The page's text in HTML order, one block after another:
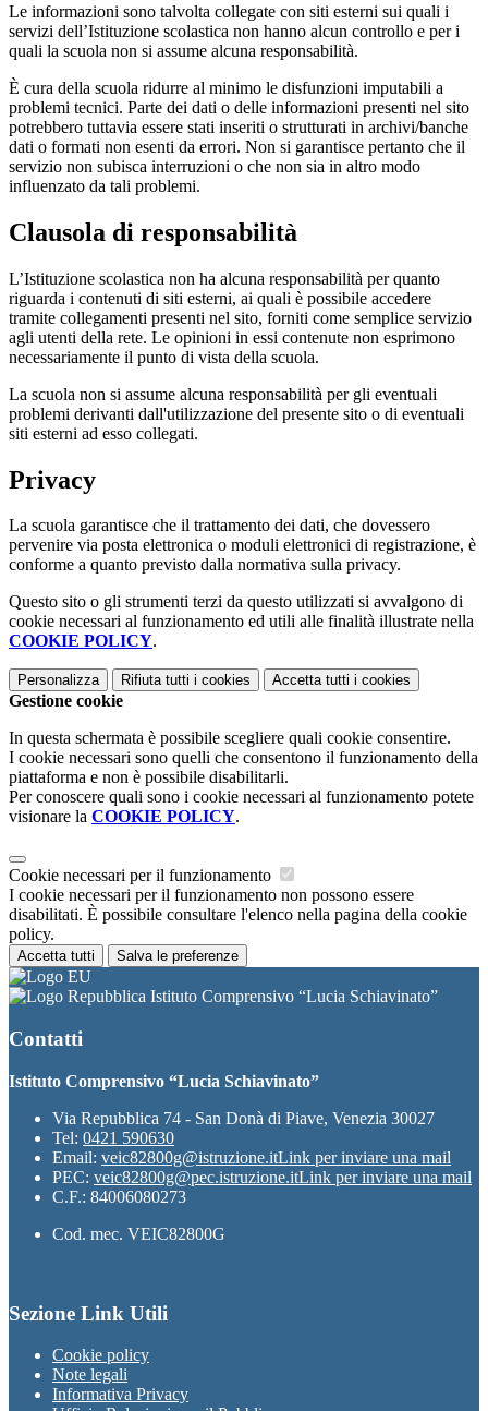
Le informazioni sono talvolta collegate con siti esterni sui quali i
servizi dell’Istituzione scolastica non hanno alcun controllo e per i
quali la scuola non si assume alcuna responsabilità.
È cura della scuola ridurre al minimo le disfunzioni imputabili a
problemi tecnici. Parte dei dati o delle informazioni presenti nel sito
potrebbero tuttavia essere stati inseriti o strutturati in archivi/banche
dati o formati non esenti da errori. Non si garantisce pertanto che il
servizio non subisca interruzioni o che non sia in altro modo
influenzato da tali problemi.
Clausola di responsabilità
L’Istituzione scolastica non ha alcuna responsabilità per quanto
riguarda i contenuti di siti esterni, ai quali è possibile accedere
tramite collegamenti presenti nel sito, forniti come semplice servizio
agli utenti della rete. Le opinioni in essi contenute non esprimono
necessariamente il punto di vista della scuola.
La scuola non si assume alcuna responsabilità per gli eventuali
problemi derivanti dall'utilizzazione del presente sito o di eventuali
siti esterni ad esso collegati.
Privacy
La scuola garantisce che il trattamento dei dati, che dovessero
pervenire via posta elettronica o moduli elettronici di registrazione, è
conforme a quanto previsto dalla normativa sulla privacy.
Questo sito o gli strumenti terzi da questo utilizzati si avvalgono di
cookie necessari al funzionamento ed utili alle finalità illustrate nella
COOKIE POLICY.
Personalizza Rifiuta tutti i cookies Accetta tutti i cookies
Gestione cookie
In questa schermata è possibile scegliere quali cookie consentire.
I cookie necessari sono quelli che consentono il funzionamento della
piattaforma e non è possibile disabilitarli.
Per conoscere quali sono i cookie necessari al funzionamento potete
visionare la COOKIE POLICY.
Cookie necessari per il funzionamento
I cookie necessari per il funzionamento non possono essere
disabilitati. È possibile consultare l'elenco nella pagina della cookie
policy.
Accetta tutti Salva le preferenze
Istituto Comprensivo “Lucia Schiavinato”
Contatti
Istituto Comprensivo “Lucia Schiavinato”
Via Repubblica 74 - San Donà di Piave, Venezia 30027
Tel: 0421 590630
Email: veic82800g@istruzione.itLink per inviare una mail
PEC: veic82800g@pec.istruzione.itLink per inviare una mail
C.F.: 84006080273
Cod. mec. VEIC82800G
Sezione Link Utili
Cookie policy
Note legali
Informativa Privacy